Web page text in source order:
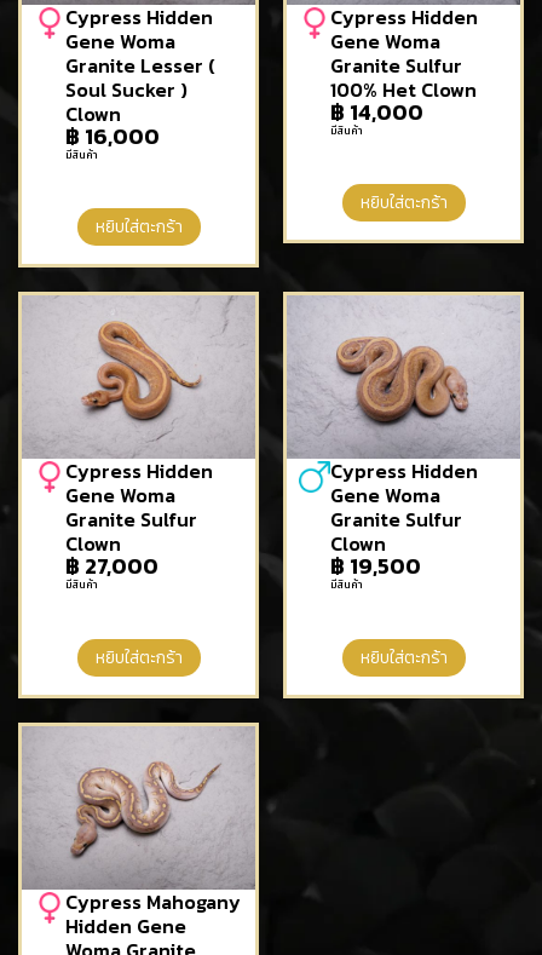
Cypress Hidden
Gene Woma
Granite Lesser (
Soul Sucker )
Clown
฿ 16,000
มีสินค้า
หยิบใส่ตะกร้า
Cypress Hidden
Gene Woma
Granite Sulfur
100% Het Clown
฿ 14,000
มีสินค้า
หยิบใส่ตะกร้า
Cypress Hidden
Gene Woma
Granite Sulfur
Clown
฿ 27,000
มีสินค้า
หยิบใส่ตะกร้า
Cypress Hidden
Gene Woma
Granite Sulfur
Clown
฿ 19,500
มีสินค้า
หยิบใส่ตะกร้า
Cypress Mahogany
Hidden Gene